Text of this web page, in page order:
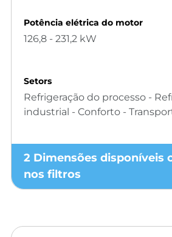
Potência elétrica do motor
126,8 - 231,2 kW
Setors
Refrigeração do processo -
industrial - Conforto -
2 Dimensões disponíveis
nos filtros